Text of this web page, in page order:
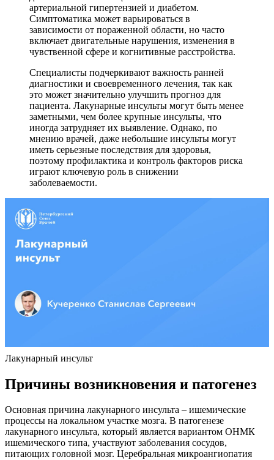
артериальной гипертензией и диабетом.
Симптоматика может варьироваться в
зависимости от пораженной области, но часто
включает двигательные нарушения, изменения в
чувственной сфере и когнитивные расстройства.
Специалисты подчеркивают важность ранней
диагностики и своевременного лечения, так как
это может значительно улучшить прогноз для
пациента. Лакунарные инсульты могут быть менее
заметными, чем более крупные инсульты, что
иногда затрудняет их выявление. Однако, по
мнению врачей, даже небольшие инсульты могут
иметь серьезные последствия для здоровья,
поэтому профилактика и контроль факторов риска
играют ключевую роль в снижении
заболеваемости.
Лакунарный инсульт
Причины возникновения и патогенез
Основная причина лакунарного инсульта – ишемические
процессы на локальном участке мозга. В патогенезе
лакунарного инсульта, который является вариантом ОНМК
ишемического типа, участвуют заболевания сосудов,
питающих головной мозг. Церебральная микроангиопатия